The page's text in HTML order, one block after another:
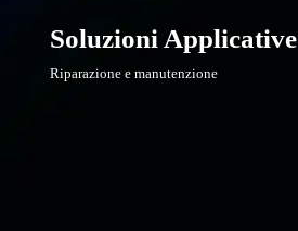
Soluzioni Applicative
Riparazione e manutenzione